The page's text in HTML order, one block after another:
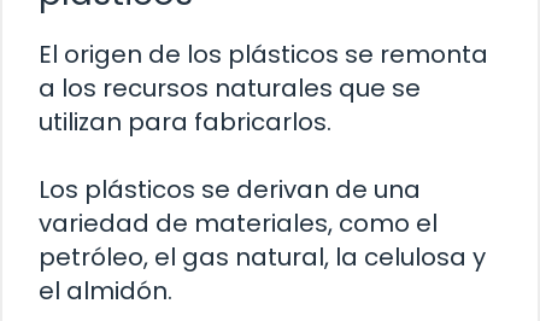
El origen de los plásticos se remonta
a los recursos naturales que se
utilizan para fabricarlos.
Los plásticos se derivan de una
variedad de materiales, como el
petróleo, el gas natural, la celulosa y
el almidón.